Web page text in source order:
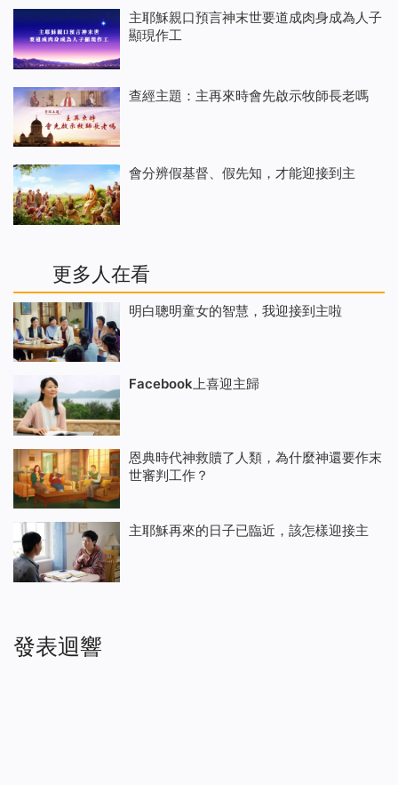
主耶穌親口預言神末世要道成肉身成為人子
顯現作工
查經主題：主再來時會先啟示牧師長老嗎
會分辨假基督、假先知，才能迎接到主
更多人在看
明白聰明童女的智慧，我迎接到主啦
Facebook上喜迎主歸
恩典時代神救贖了人類，為什麼神還要作末
世審判工作？
主耶穌再來的日子已臨近，該怎樣迎接主
發表迴響